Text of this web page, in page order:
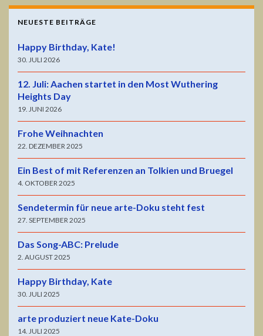
NEUESTE BEITRÄGE
Happy Birthday, Kate!
30. JULI 2026
12. Juli: Aachen startet in den Most Wuthering
Heights Day
19. JUNI 2026
Frohe Weihnachten
22. DEZEMBER 2025
Ein Best of mit Referenzen an Tolkien und Bruegel
4. OKTOBER 2025
Sendetermin für neue arte-Doku steht fest
27. SEPTEMBER 2025
Das Song-ABC: Prelude
2. AUGUST 2025
Happy Birthday, Kate
30. JULI 2025
arte produziert neue Kate-Doku
14. JULI 2025